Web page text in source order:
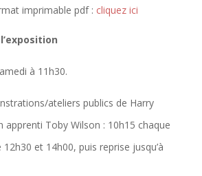
imprimable pdf : cliquez ici
à 11h30.
ateliers publics de Harry
apprenti Toby Wilson : 10h15 chaque
et 14h00, puis reprise jusqu’à